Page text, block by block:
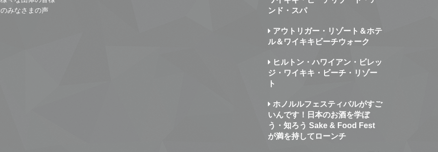
みなさまの声
ンド・スパ
アウトリガー・リゾート＆ホテ
ル＆ワイキキビーチウォーク
ヒルトン・ハワイアン・ビレッ
ジ・ワイキキ・ビーチ・リゾー
ト
ホノルルフェスティバルがすご
いんです！日本のお酒を学ぼ
う・知ろう Sake & Food Fest
が満を持してローンチ